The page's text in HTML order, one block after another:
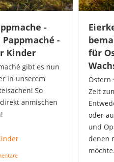
-
-
Kinder
gibt es nun
in unserem
So
anmischen
für
Ostern
Zeit
oder
und
denen
möchte.